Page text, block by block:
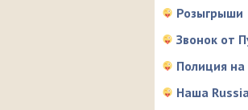
Розыгрыши
Звонок от
Полиция
Наша